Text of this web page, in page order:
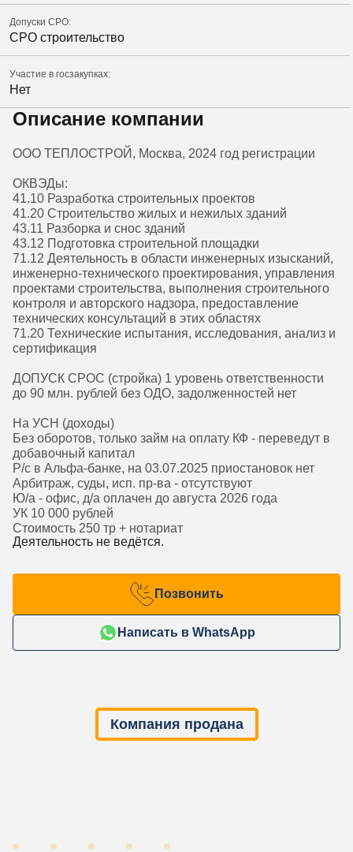
Допуски СРО:
СРО строительство
Участие в госзакупках:
Нет
Описание компании
ООО ТЕПЛОСТРОЙ, Москва, 2024 год регистрации
ОКВЭДы:
41.10 Разработка строительных проектов
41.20 Строительство жилых и нежилых зданий
43.11 Разборка и снос зданий
43.12 Подготовка строительной площадки
71.12 Деятельность в области инженерных изысканий,
инженерно-технического проектирования, управления
проектами строительства, выполнения строительного
контроля и авторского надзора, предоставление
технических консультаций в этих областях
71.20 Технические испытания, исследования, анализ и
сертификация
ДОПУСК СРОС (стройка) 1 уровень ответственности
до 90 млн. рублей без ОДО, задолженностей нет
На УСН (доходы)
Без оборотов, только займ на оплату КФ - переведут в
добавочный капитал
Р/с в Альфа-банке, на 03.07.2025 приостановок нет
Арбитраж, суды, исп. пр-ва - отсутствуют
Ю/а - офис, д/а оплачен до августа 2026 года
УК 10 000 рублей
Стоимость 250 тр + нотариат
Деятельность не ведётся.
Позвонить
Написать в WhatsApp
Компания продана